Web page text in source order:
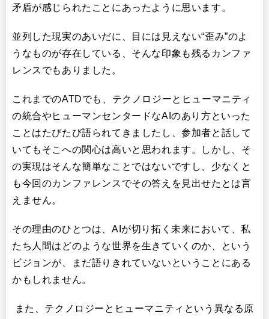
矛盾が感じられたことにあったように思います。
並列した現実のあいだに、目には見えない“歪み”のよ
うなものが存在している、そんな印象も残るカンファ
レンスでもありました。
これまでのATDでも、テクノロジーとヒューマニティ
の統合やヒューマンセンタードなAIのあり方といった
ことはたびたび語られてきましたし、参加者と話して
いてもそこへの関心は高いと思われます。しかし、そ
の実現はそんな簡単なことではないですし、少なくと
も今回のカンファレンスでその答えを見出せたとは言
えません。
その理由のひとつは、AIが切り拓く未来において、私
たち人間はどのような世界を生きていくのか、という
ビジョンが、まだ語りきれていないということにある
かもしれません。
また、テクノロジーとヒューマニティという異なる原